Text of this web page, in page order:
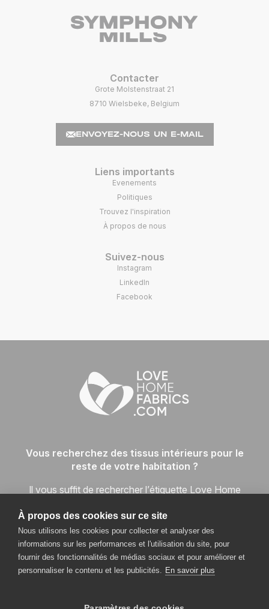
Contacter
Grote Molstenstraat 21
8710 Wielsbeke, Belgium
ENVOYEZ-NOUS UN E-MAIL
Liens importants
Evenements
Politiques
Trouvez l'inspiration
À propos de nous
Suivez-nous
Instagram
LinkedIn
Facebook
Vous recherchez des tissus intérieurs pour le
reste de votre habitation ?
Il vous suffit de rechercher l’étiquette Love Home
maison facilement disponibles dans chaque catégorie de
prix et de qualité, et pour profiter d’une expérience de
shopping unique.
À propos des cookies sur ce site
Nous utilisons les cookies pour collecter et analyser des
informations sur les performances et l'utilisation du site, pour
fournir des fonctionnalités de médias sociaux et pour améliorer et
personnaliser le contenu et les publicités. En savoir plus